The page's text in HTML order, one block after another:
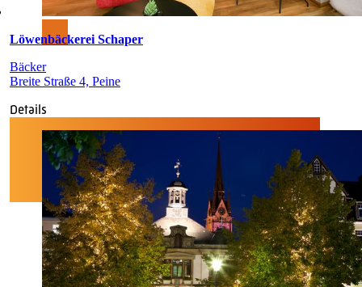
Löwenbäckerei Schaper
Bäcker
Breite Straße 4, Peine
Details